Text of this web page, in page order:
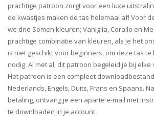
prachtige patroon zorgt voor een luxe
de kwastjes maken de tas helemaal af! Voor
we drie Somen kleuren; Vaniglia, Corallo en
prachtige combinatie van kleuren, als je het
is niet geschikt voor beginners, om deze tas
nodig. Al met al, dit patroon begeleid je bij elke
Het patroon is een compleet
Nederlands, Engels, Duits, Frans en Spaans.
betaling, ontvang je een aparte e-mail met
te downloaden in je account.